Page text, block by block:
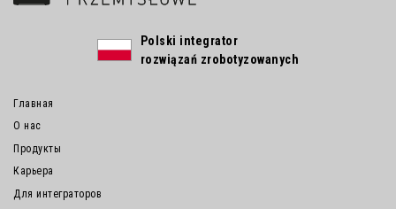
Polski integrator
rozwiązań zrobotyzowanych
Главная
О нас
Продукты
Карьера
Для интеграторов